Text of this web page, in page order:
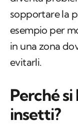
sopportare la
esempio per
in una zona
evitarli.
Perché
insetti?